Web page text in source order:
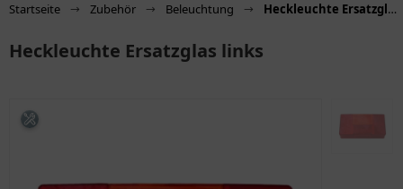
Startseite Zubehör Beleuchtung Heckleuchte Ersatzglas links
Heckleuchte Ersatzglas links